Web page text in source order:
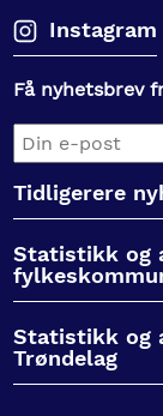
Instagram
Få nyhetsbrev
Tidligerere
Statistikk og
Statistikk og
Trøndelag